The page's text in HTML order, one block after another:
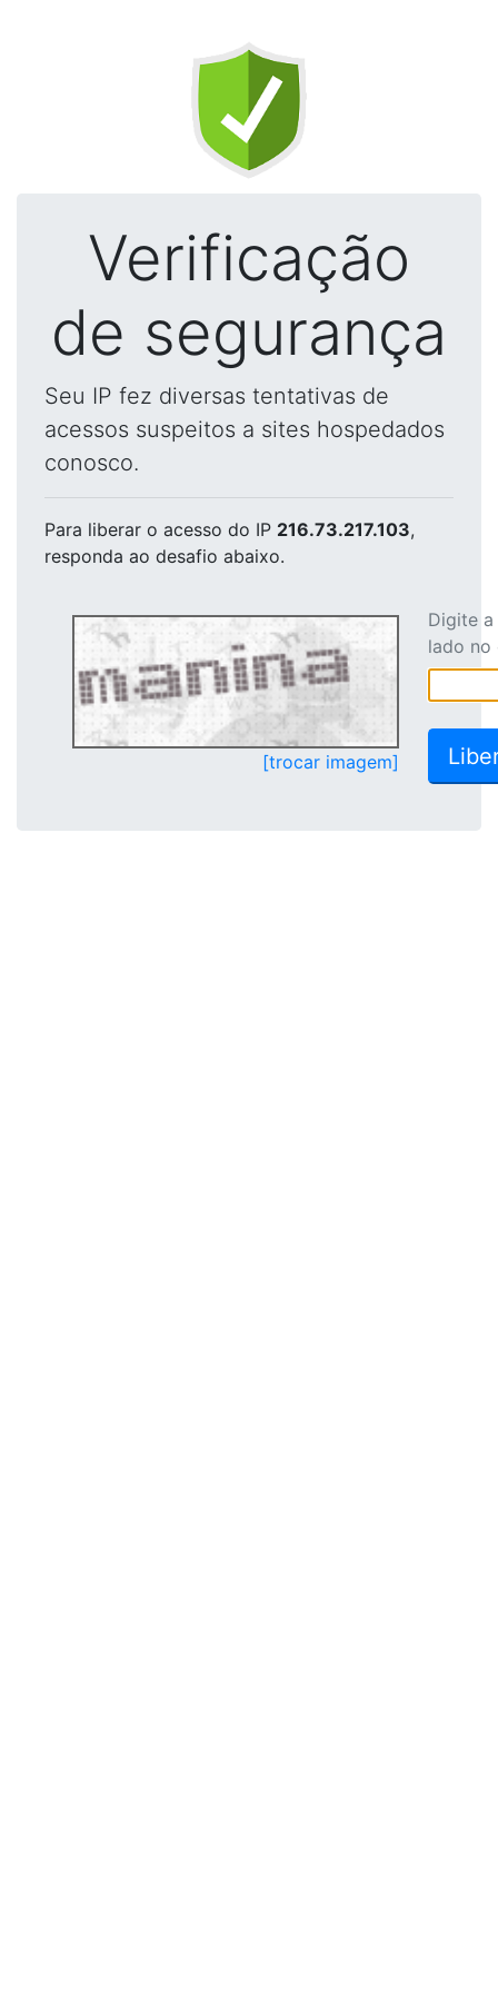
Verificação
de segurança
Seu IP fez diversas tentativas de
acessos suspeitos a sites hospedados
conosco.
Para liberar o acesso do IP 216.73.217.103,
responda ao desafio abaixo.
[trocar imagem]
Digite
lado no